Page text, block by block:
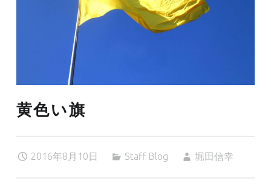
黄色い旗
2016年8月10日 Staff Blog 堀田信幸